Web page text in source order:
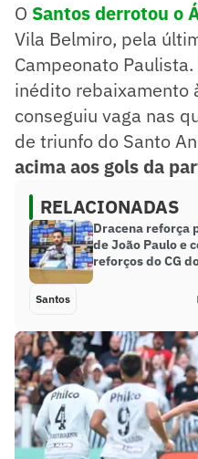
O Santos derrotou o
Vila Belmiro, pela
Campeonato
inédito rebaixamento
conseguiu vaga nas
de triunfo do Santo
acima aos gols da
RELACIONADAS
Dracena reforça
de João Paulo e
reforços do CG
Santos